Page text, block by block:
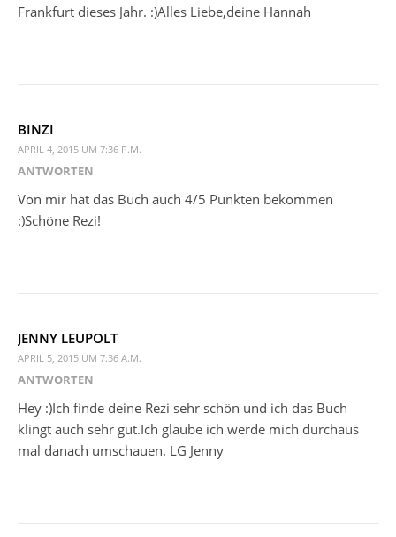
Frankfurt dieses Jahr. :)Alles Liebe,deine Hannah
BINZI
APRIL 4, 2015 UM 7:36 P.M.
ANTWORTEN
Von mir hat das Buch auch 4/5 Punkten bekommen
:)Schöne Rezi!
JENNY LEUPOLT
APRIL 5, 2015 UM 7:36 A.M.
ANTWORTEN
Hey :)Ich finde deine Rezi sehr schön und ich das Buch
klingt auch sehr gut.Ich glaube ich werde mich durchaus
mal danach umschauen. LG Jenny